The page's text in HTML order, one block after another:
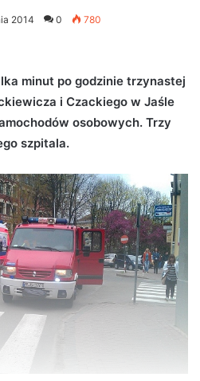
2014 0 780
minut po godzinie trzynastej
i Czackiego w Jaśle
osobowych. Trzy
szpitala.